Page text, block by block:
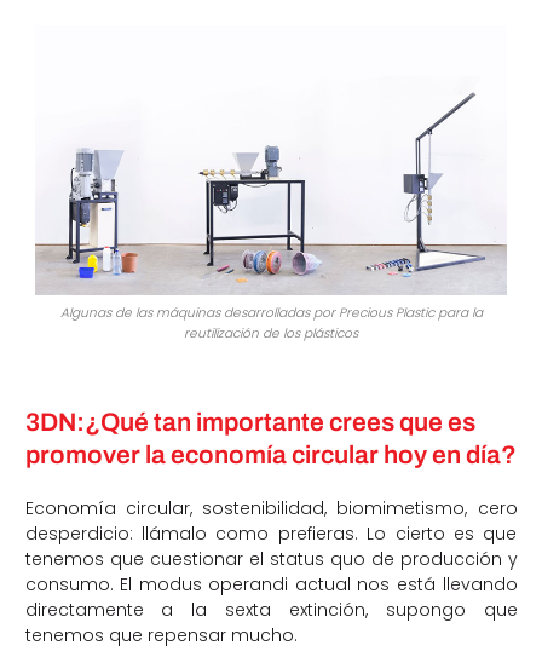
Algunas de las máquinas desarrolladas por Precious Plastic para la
reutilización de los plásticos
3DN:¿Qué tan importante crees que es
promover la economía circular hoy en día?
Economía circular, sostenibilidad, biomimetismo, cero
desperdicio: llámalo como prefieras. Lo cierto es que
tenemos que cuestionar el status quo de producción y
consumo. El modus operandi actual nos está llevando
directamente a la sexta extinción, supongo que
tenemos que repensar mucho.